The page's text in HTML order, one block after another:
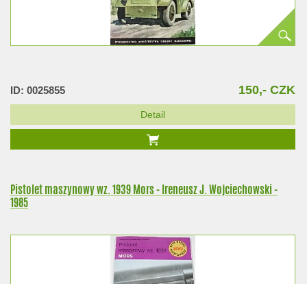
ID: 0025855 150,- CZK
Detail
Pistolet maszynowy wz. 1939 Mors - Ireneusz J. Wojciechowski -
1985